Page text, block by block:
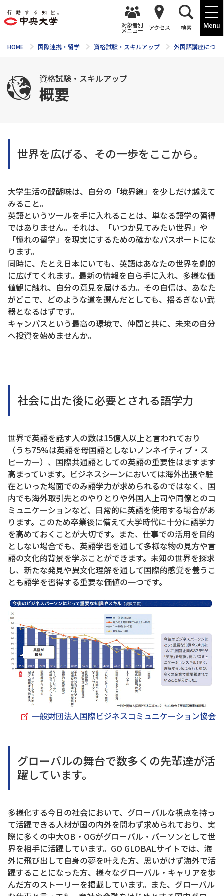
Menu
対象者別
メニュー アクセス 検索
HOME 国際連携・留学 資格試験・スキルアップ 外国語講座につい
資格試験・スキルアップ
概要
世界を広げる、その一歩をここから。
大学生活の醍醐味は、自分の「境界線」を少しだけ越えて
みること。
英語というツールを手に入れることは、単なる語学の習得
ではありません。それは、「いつか見てみたい世界」や
「憧れの留学」を現実にするための確かなパスポートにな
ります。
同時に、たとえ日本にいても、英語はあなたの世界を劇的
に広げてくれます。最新の情報を自ら手に入れ、多様な価
値観に触れ、自分の意見を届ける力。その自信は、あなた
がどこで、どのような道を選んだとしても、揺るぎない武
器となるはずです。
キャンパスという最高の環境で、仲間と共に、未来の自分
へ投資を始めませんか。
社会に出た後に必要とされる語学力
世界で英語を話す人の数は15億人以上と言われており
（うち75%は英語を母国語としないノンネイティブ・ス
ピーカー）、国際共通語としての英語の重要性はますます
高まっています。ビジネスシーンにおいては海外出張や駐
在といった場面でのみ語学力が求められるのではなく、国
内でも海外取引先とのやりとりや外国人上司や同僚とのコ
ミュニケーションなど、日常的に英語を使用する場合があ
ります。このため卒業後に備えて大学時代に十分に語学力
を高めておくことが大切です。また、仕事での活用を目的
としない場合でも、英語学習を通して多様な物の見方や言
語の文化的背景を学ぶことができます。未知の世界を探求
し、新たな発見や異文化理解を通して国際的感覚を養うこ
とも語学を習得する重要な価値の一つです。
一般財団法人国際ビジネスコミュニケーション協会
グローバルの舞台で数多くの先輩達が活
躍しています。
多様化する今日の社会において、グローバルな視点を持っ
て活躍できる人材が国の内外を問わず求められており、実
際に多くの中大OB・OGがグローバル・パーソンとして世
界を相手に活躍しています。GO GLOBALサイトでは、海
外に飛び出して自身の夢を叶えた方、思いがけず海外で活
躍することになった方、様々なグローバル・キャリアを歩
んだ方のストーリーを掲載しています。また、グローバル